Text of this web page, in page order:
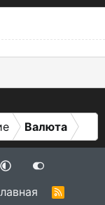
Валюта